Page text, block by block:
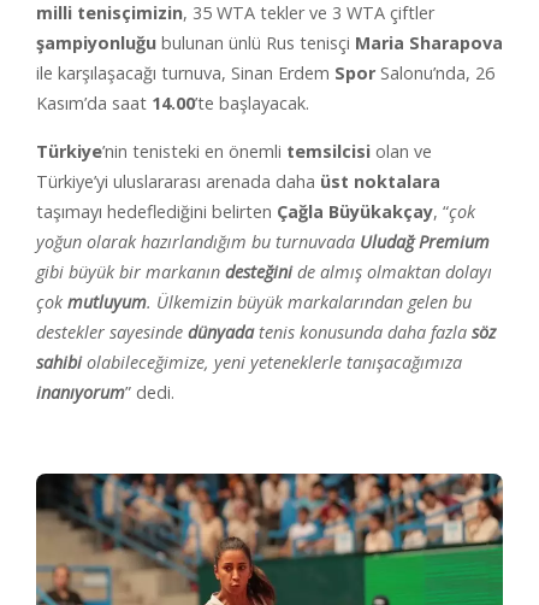
milli tenisçimizin, 35 WTA tekler ve 3 WTA çiftler
şampiyonluğu bulunan ünlü Rus tenisçi Maria Sharapova
ile karşılaşacağı turnuva, Sinan Erdem Spor Salonu’nda, 26
Kasım’da saat 14.00’te başlayacak.
Türkiye’nin tenisteki en önemli temsilcisi olan ve
Türkiye’yi uluslararası arenada daha üst noktalara
taşımayı hedeflediğini belirten Çağla Büyükakçay, “çok
yoğun olarak hazırlandığım bu turnuvada Uludağ Premium
gibi büyük bir markanın desteğinide almış olmaktan dolayı
çok mutluyum. Ülkemizin büyük markalarından gelen bu
destekler sayesinde dünyadatenis konusunda daha fazla söz
sahibiolabileceğimize, yeni yeteneklerle tanışacağımıza
inanıyorum” dedi.